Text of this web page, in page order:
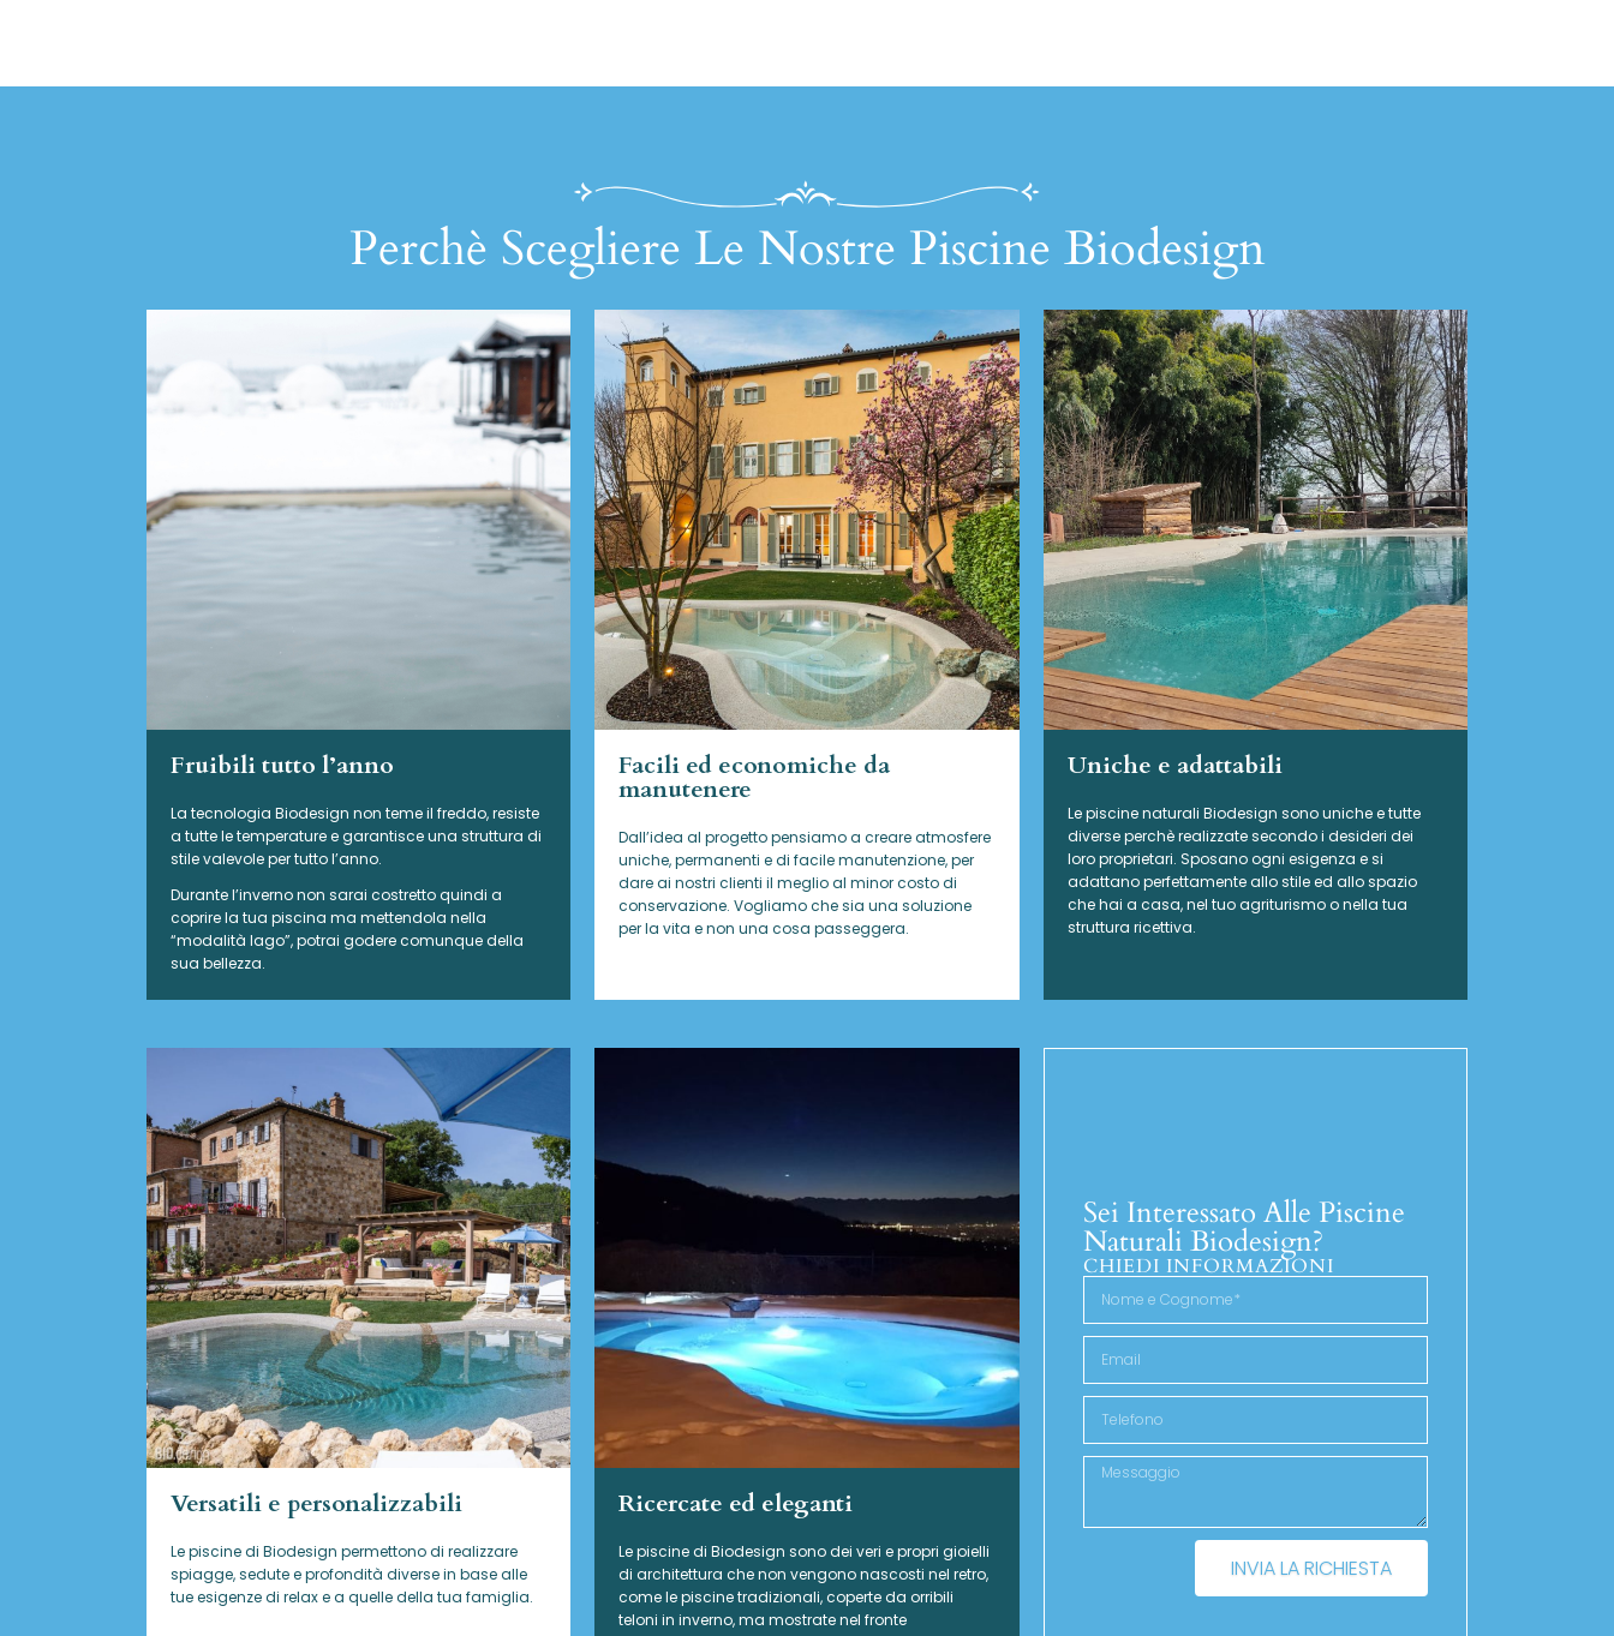
Perchè Scegliere Le Nostre Piscine Biodesign
Fruibili tutto l’anno
La tecnologia Biodesign non teme il freddo, resiste
a tutte le temperature e garantisce una struttura di
stile valevole per tutto l’anno.
Durante l’inverno non sarai costretto quindi a
coprire la tua piscina ma mettendola nella
“modalità lago”, potrai godere comunque della
sua bellezza.
Facili ed economiche da
manutenere
Dall’idea al progetto pensiamo a creare atmosfere
uniche, permanenti e di facile manutenzione, per
dare ai nostri clienti il meglio al minor costo di
conservazione. Vogliamo che sia una soluzione
per la vita e non una cosa passeggera.
Uniche e adattabili
Le piscine naturali Biodesign sono uniche e tutte
diverse perchè realizzate secondo i desideri dei
loro proprietari. Sposano ogni esigenza e si
adattano perfettamente allo stile ed allo spazio
che hai a casa, nel tuo agriturismo o nella tua
struttura ricettiva.
Versatili e personalizzabili
Le piscine di Biodesign permettono di realizzare
spiagge, sedute e profondità diverse in base alle
tue esigenze di relax e a quelle della tua famiglia.
Ricercate ed eleganti
Le piscine di Biodesign sono dei veri e propri gioielli
di architettura che non vengono nascosti nel retro,
come le piscine tradizionali, coperte da orribili
teloni in inverno, ma mostrate nel fronte
Sei Interessato Alle Piscine
Naturali Biodesign?
CHIEDI INFORMAZIONI
INVIA LA RICHIESTA